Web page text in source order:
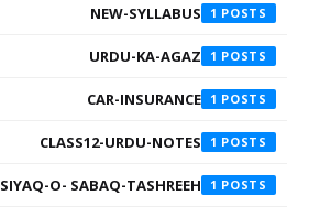
NEW-SYLLABUS 1
URDU-KA-AGAZ 1
CAR-INSURANCE 1
CLASS12-URDU-NOTES 1
SIYAQ-O- SABAQ-TASHREEH 1